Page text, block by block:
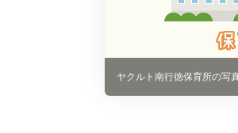
ヤクルト南行徳保育所の写